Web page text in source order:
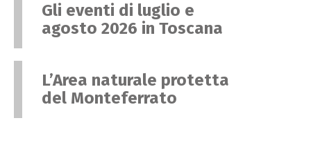
Gli eventi di luglio e
agosto 2026 in Toscana
L’Area naturale protetta
del Monteferrato